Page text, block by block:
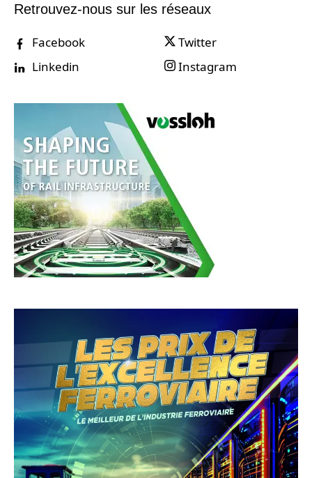
Retrouvez-nous sur les réseaux
Facebook
Twitter
Linkedin
Instagram